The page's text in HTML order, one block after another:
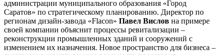
администрации муниципального образования «Город
Саратов» по стратегическому планированию. Директор по
регионам дизайн-завода «Flacon» Павел Вислов на примере
своей компании объяснит процессы ревитализации –
реконструкции промышленных зданий и сооружений с
изменением их назначения. Новое пространство для бизнеса –